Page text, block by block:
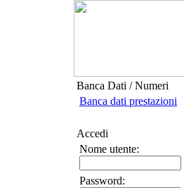
Banca Dati / Numeri
Banca dati prestazioni
Accedi
Nome utente:
Password: